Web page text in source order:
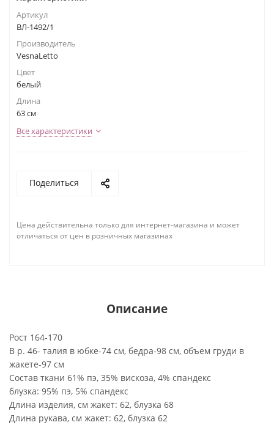
Артикул
ВЛ-1492/1
Производитель
VesnaLetto
Цвет
белый
Длина
63 см
Все характеристики
Поделиться
Цена действительна только для интернет-магазина и может
отличаться от цен в розничных магазинах
Описание
Рост 164-170
В р. 46- талия в юбке-74 см, бедра-98 см, объем груди в
жакете-97 см
Состав ткани 61% пэ, 35% вискоза, 4% спандекс
блузка: 95% пэ, 5% спандекс
Длина изделия, см жакет: 62, блузка 68
Длина рукава, см жакет: 62, блузка 62